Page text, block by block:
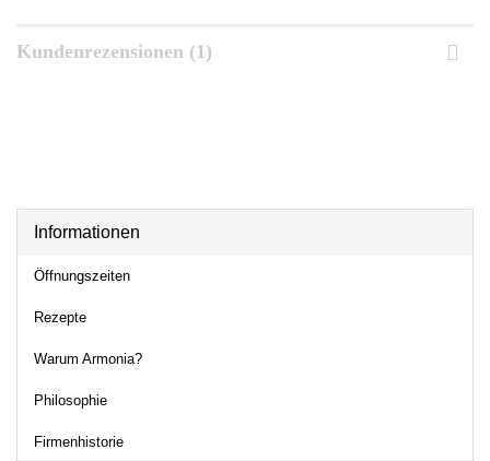
Kundenrezensionen (1)
Informationen
Öffnungszeiten
Rezepte
Warum Armonia?
Philosophie
Firmenhistorie